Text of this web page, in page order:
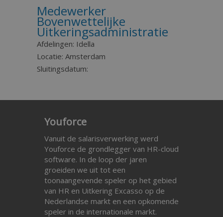
Medewerker
Bovenwettelijke
Uitkeringsadministratie
Afdelingen: Idella
Locatie: Amsterdam
Sluitingsdatum:
Youforce
Vanuit de salarisverwerking werd
Youforce de grondlegger van HR-cloud
software. In de loop der jaren
groeiden we uit tot een
toonaangevende speler op het gebied
van HR en Uitkering Excasso op de
Nederlandse markt en een opkomende
speler in de internationale markt.